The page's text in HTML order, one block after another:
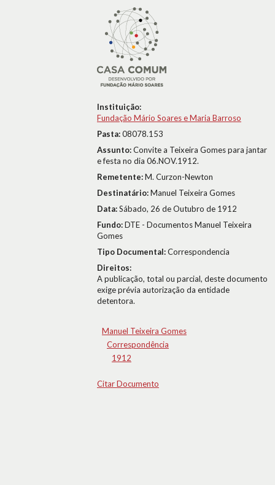
Instituição:
Fundação Mário Soares e Maria Barroso
Pasta:08078.153
Assunto:Convite a Teixeira Gomes para jantar
e festa no dia 06.NOV.1912.
Remetente:M. Curzon-Newton
Destinatário:Manuel Teixeira Gomes
Data:Sábado, 26 de Outubro de 1912
Fundo:DTE - Documentos Manuel Teixeira
Gomes
Tipo Documental:Correspondencia
Direitos:
A publicação, total ou parcial, deste documento
exige prévia autorização da entidade
detentora.
Manuel Teixeira Gomes
Correspondência
1912
Citar Documento